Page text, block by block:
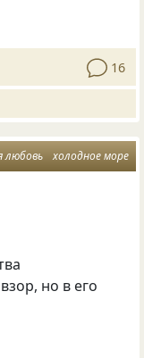
16
любовь холодное море
но в его